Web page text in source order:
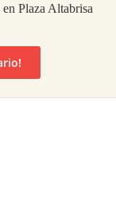
Plaza Altabrisa